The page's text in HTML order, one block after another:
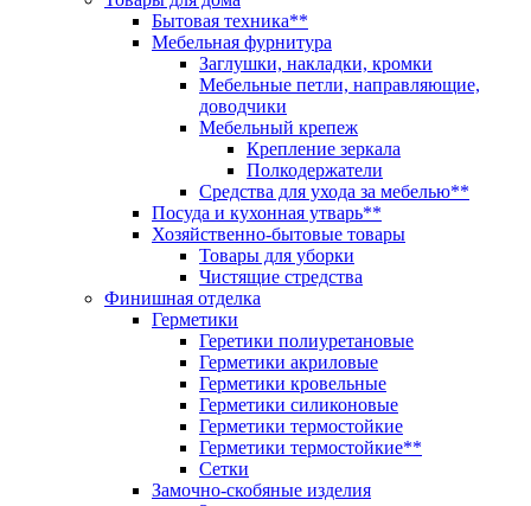
Бытовая техника**
Мебельная фурнитура
Заглушки, накладки, кромки
Мебельные петли, направляющие,
доводчики
Мебельный крепеж
Крепление зеркала
Полкодержатели
Средства для ухода за мебелью**
Посуда и кухонная утварь**
Хозяйственно-бытовые товары
Товары для уборки
Чистящие стредства
Финишная отделка
Герметики
Геретики полиуретановые
Герметики акриловые
Герметики кровельные
Герметики силиконовые
Герметики термостойкие
Герметики термостойкие**
Сетки
Замочно-скобяные изделия